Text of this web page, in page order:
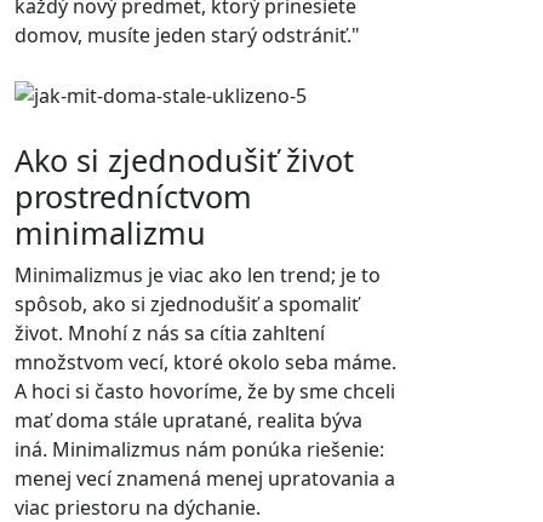
každý nový predmet, ktorý prinesiete
domov, musíte jeden starý odstrániť."
Ako si zjednodušiť život
prostredníctvom
minimalizmu
Minimalizmus je viac ako len trend; je to
spôsob, ako si zjednodušiť a spomaliť
život. Mnohí z nás sa cítia zahltení
množstvom vecí, ktoré okolo seba máme.
A hoci si často hovoríme, že by sme chceli
mať doma stále upratané, realita býva
iná. Minimalizmus nám ponúka riešenie:
menej vecí znamená menej upratovania a
viac priestoru na dýchanie.